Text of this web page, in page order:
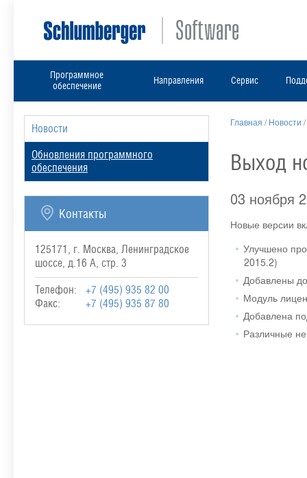
Программное
обеспечение
Направления Сервис
Новости
Обновления программного
обеспечения
Контакты
125171, г. Москва, Ленинградское
шоссе, д.16 А, стр. 3
Телефон:
+7 (495) 935 82 00
Факс:
+7 (495) 935 87 80
Главная /Новости /
Выход
03 ноября
Новые версии
Улучшено
2015.2)
Добавлены
Модуль
Добавлена
Различные